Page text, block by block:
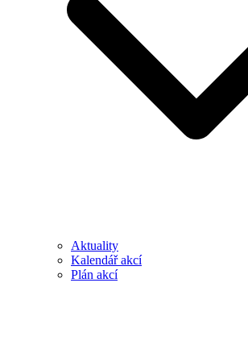
Aktuality
Kalendář akcí
Plán akcí